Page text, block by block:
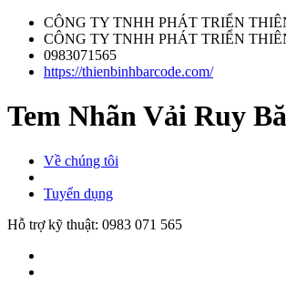
CÔNG TY TNHH PHÁT TRIỂN
CÔNG TY TNHH PHÁT TRIỂN
0983071565
https://thienbinhbarcode.com/
Tem Nhãn Vải Ruy
Về chúng tôi
Tuyển dụng
Hỗ trợ kỹ thuật: 0983 071 565